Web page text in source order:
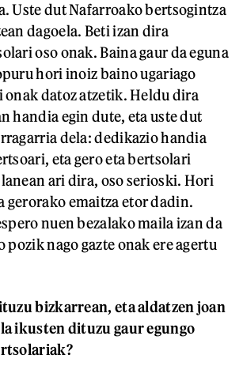
Uste dut Nafarroako bertsogintza
dagoela. Beti izan dira
oso onak. Baina gaur da eguna
hori inoiz baino ugariago
onak datoz atzetik. Heldu dira
handia egin dute, eta uste dut
dela: dedikazio handia
eta gero eta bertsolari
ari dira, oso serioski. Hori
gerorako emaitza etor dadin.
nuen bezalako maila izan da
pozik nago gazte onak ere agertu
bizkarrean, eta aldatzen joan
ikusten dituzu gaur egungo